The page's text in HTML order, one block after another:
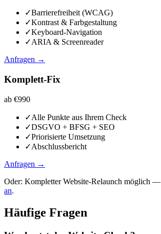
✓Barrierefreiheit (WCAG)
✓Kontrast & Farbgestaltung
✓Keyboard-Navigation
✓ARIA & Screenreader
Anfragen →
Komplett-Fix
ab €990
✓Alle Punkte aus Ihrem Check
✓DSGVO + BFSG + SEO
✓Priorisierte Umsetzung
✓Abschlussbericht
Anfragen →
Oder: Kompletter Website-Relaunch möglich —
an.
Häufige Fragen